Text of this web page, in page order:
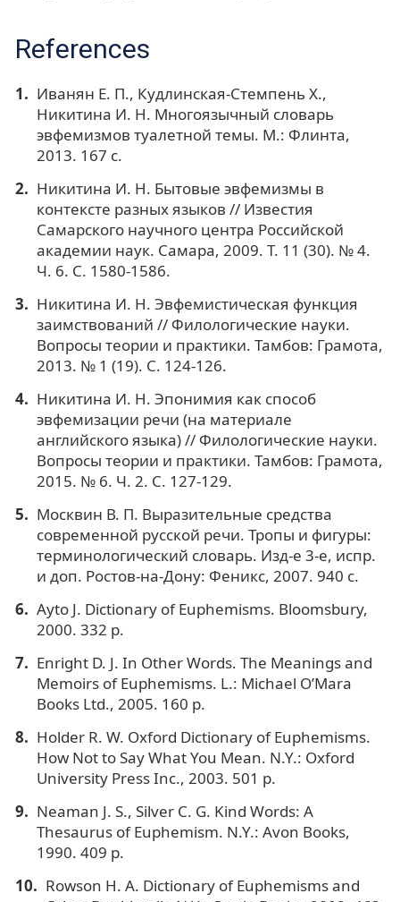
References
Иванян Е. П., Кудлинская-Стемпень Х.,
Никитина И. Н. Многоязычный словарь
эвфемизмов туалетной темы. М.: Флинта,
2013. 167 с.
Никитина И. Н. Бытовые эвфемизмы в
контексте разных языков // Известия
Самарского научного центра Российской
академии наук. Самара, 2009. Т. 11 (30). № 4.
Ч. 6. С. 1580-1586.
Никитина И. Н. Эвфемистическая функция
заимствований // Филологические науки.
Вопросы теории и практики. Тамбов: Грамота,
2013. № 1 (19). С. 124-126.
Никитина И. Н. Эпонимия как способ
эвфемизации речи (на материале
английского языка) // Филологические науки.
Вопросы теории и практики. Тамбов: Грамота,
2015. № 6. Ч. 2. С. 127-129.
Москвин В. П. Выразительные средства
современной русской речи. Тропы и фигуры:
терминологический словарь. Изд-е 3-е, испр.
и доп. Ростов-на-Дону: Феникс, 2007. 940 с.
Ayto J. Dictionary of Euphemisms. Bloomsbury,
2000. 332 p.
Enright D. J. In Other Words. The Meanings and
Memoirs of Euphemisms. L.: Michael O’Mara
Books Ltd., 2005. 160 p.
Holder R. W. Oxford Dictionary of Euphemisms.
How Not to Say What You Mean. N.Y.: Oxford
University Press Inc., 2003. 501 p.
Neaman J. S., Silver C. G. Kind Words: A
Thesaurus of Euphemism. N.Y.: Avon Books,
1990. 409 p.
Rowson H. A. Dictionary of Euphemisms and